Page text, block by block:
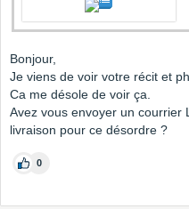
Bonjour,
Je viens de voir votre récit et
Ca me désole de voir ça.
Avez vous envoyer un courrier
livraison pour ce désordre ?
0